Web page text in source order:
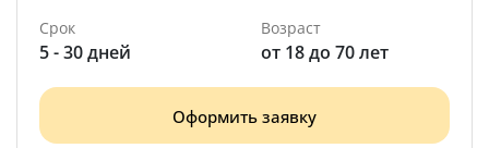
Срок
5 - 30 дней
Возраст
от 18 до 70 лет
Оформить заявку